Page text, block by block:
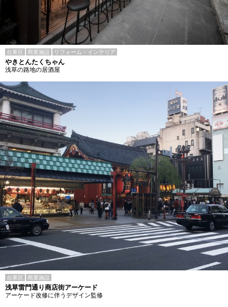
台東区 商業施設 リフォーム・インテリア
やきとんたくちゃん
浅草の路地の居酒屋
台東区 商業施設
浅草雷門通り商店街アーケード
アーケード改修に伴うデザイン監修